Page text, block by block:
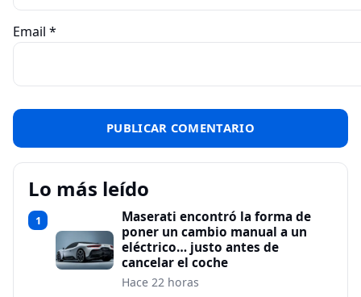
Email *
Lo más leído
1
Maserati encontró la forma de
poner un cambio manual a un
eléctrico… justo antes de
cancelar el coche
Hace 22 horas